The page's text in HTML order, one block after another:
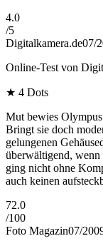
4.0
/5
Digitalkamera.de07/
Online-Test von
★ 4 Dots
Mut bewies
Bringt sie doch
gelungenen
überwältigend, wenn
ging nicht ohne
auch keinen
72.0
/100
Foto Magazin07/